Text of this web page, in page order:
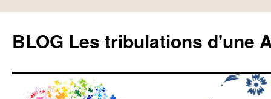
contenu
BLOG Les tribulations d'une